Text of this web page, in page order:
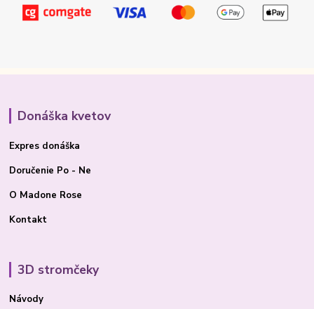
Donáška kvetov
Expres donáška
Doručenie Po - Ne
O Madone Rose
Kontakt
3D stromčeky
Návody